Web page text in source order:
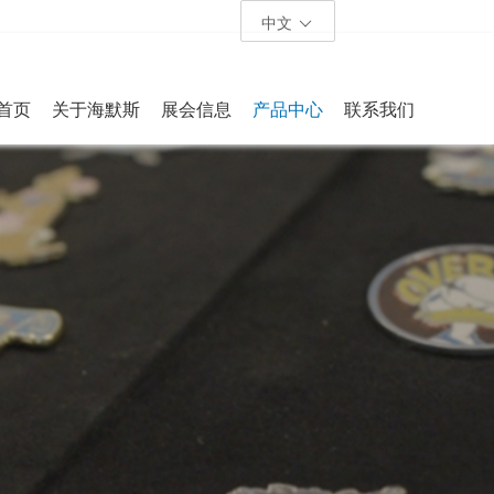
中文
页 关于海默斯 展会信息 产品中心 联系我们